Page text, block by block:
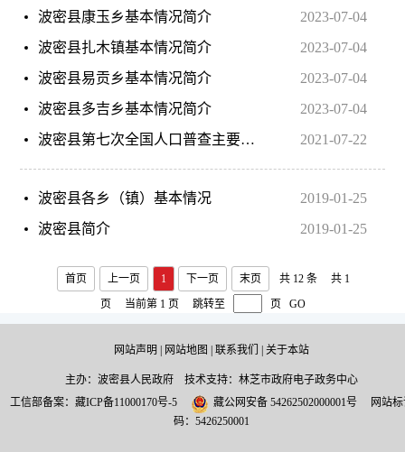
波密县康玉乡基本情况简介
2023-07-04
波密县扎木镇基本情况简介
2023-07-04
波密县易贡乡基本情况简介
2023-07-04
波密县多吉乡基本情况简介
2023-07-04
波密县第七次全国人口普查主要数据公报
2021-07-22
波密县各乡（镇）基本情况
2019-01-25
波密县简介
2019-01-25
首页 上一页 1 下一页 末页 共 12 条
共 1
页
当前第 1 页 跳转至 页 GO
网站声明 网站地图 联系我们 关于本站
主办：波密县人民政府 技术支持：林芝市政府电子政务中心
工信部备案： 藏ICP备11000170号-5 藏公网安备 54262502000001号
网站
码：5426250001